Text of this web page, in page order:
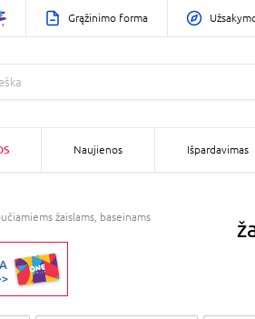
Grąžinimo forma
Naujienos Išpardavimas
žaislams, baseinams